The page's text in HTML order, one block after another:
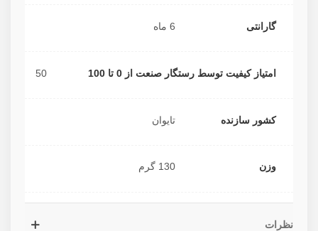
گارانتی 6 ماه
امتیاز کیفیت توسط رستگار صنعت از 0 تا 100 50
کشور سازنده تایوان
وزن 130 گرم
نظرات